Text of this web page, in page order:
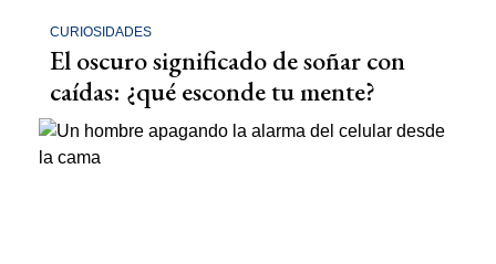
CURIOSIDADES
El oscuro significado de soñar con
caídas: ¿qué esconde tu mente?